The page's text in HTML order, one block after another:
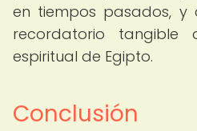
en tiempos pasados, y
recordatorio
espiritual de Egipto.
Conclusión